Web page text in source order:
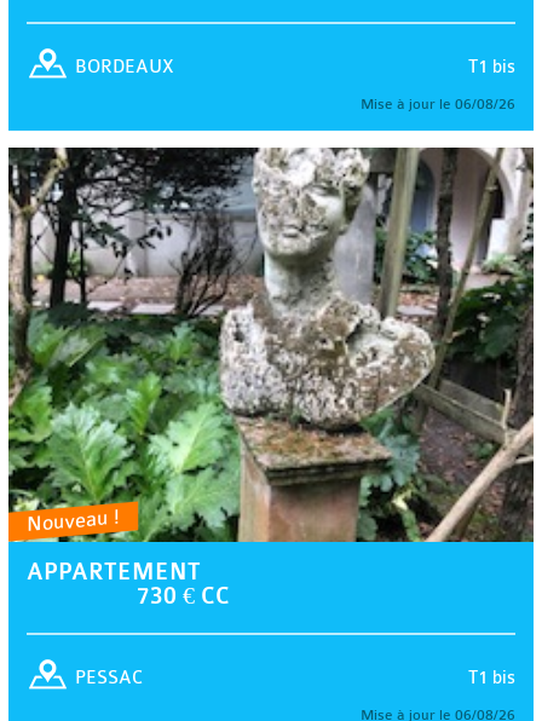
T1 bis
BORDEAUX
Mise à jour le 06/08/26
Nouveau !
APPARTEMENT
730 € CC
T1 bis
PESSAC
Mise à jour le 06/08/26